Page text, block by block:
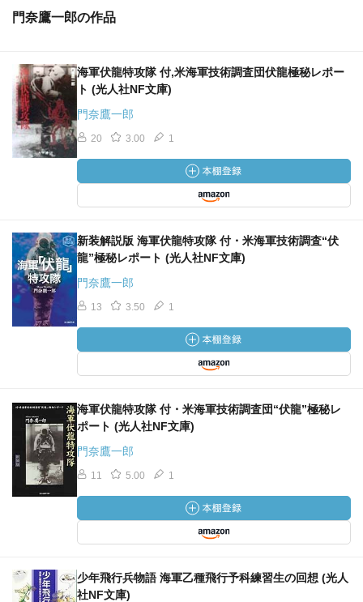
門奈鷹一郎の作品
海軍伏龍特攻隊 付,米海軍技術調査団伏龍極秘レポー
ト (光人社NF文庫)
門奈鷹一郎
20 3.00 1
新装解説版 海軍伏龍特攻隊 付・米海軍技術調査“伏
龍”極秘レポート (光人社NF文庫)
門奈鷹一郎
13 3.50 1
海軍伏龍特攻隊 付・米海軍技術調査団“伏龍”極秘レ
ポート (光人社NF文庫)
門奈鷹一郎
11 5.00 1
少年飛行兵物語 海軍乙種飛行予科練習生の回想 (光人
社NF文庫)